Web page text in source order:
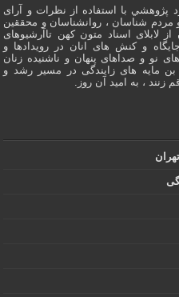
پژوهشي با استفاده از نظرات و آرای
مردم شناسان ، روانشناسان و محققین
لابلای اسناد متون کهن تاآرشیوهای
و كنش هاى انان در رویدادها و
نو و صداهای پنهان و ناشنیده زنان
بن مایه های زایندگی در مسير رشد و
زنند ، به اميد آن روز.